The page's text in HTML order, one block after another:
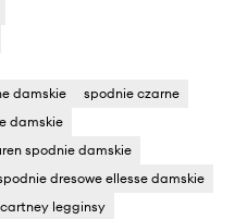
damskie
spodnie czarne
damskie
spodnie damskie
dresowe ellesse damskie
legginsy